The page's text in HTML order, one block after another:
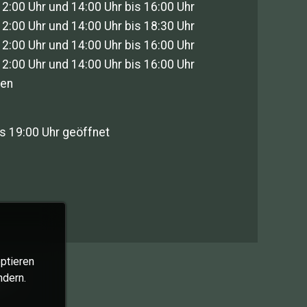
Uhr und 14:00 Uhr bis 16:00 Uhr
Uhr und 14:00 Uhr bis 18:30 Uhr
Uhr und 14:00 Uhr bis 16:00 Uhr
Uhr und 14:00 Uhr bis 16:00 Uhr
19:00 Uhr geöffnet